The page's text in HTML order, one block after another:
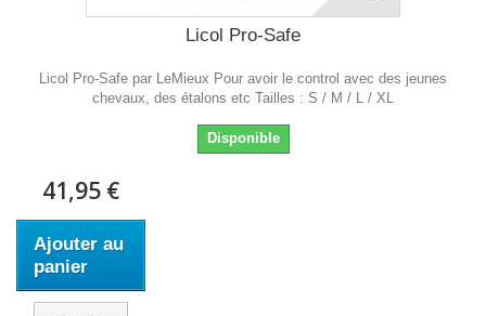
Licol Pro-Safe
Licol Pro-Safe par LeMieux Pour avoir le control avec des jeunes
chevaux, des étalons etc Tailles : S / M / L / XL
Disponible
41,95 €
Ajouter au
panier